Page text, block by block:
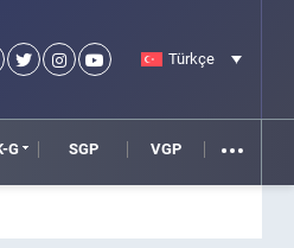
Türkçe
G SGP VGP